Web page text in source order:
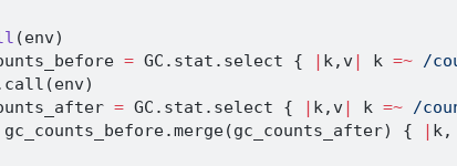
(env)
= GC . stat . select { | k, v| k =~ /
call (env)
= GC . stat . select { | k, v| k =~ /
.merge(gc_counts_after) { | k,